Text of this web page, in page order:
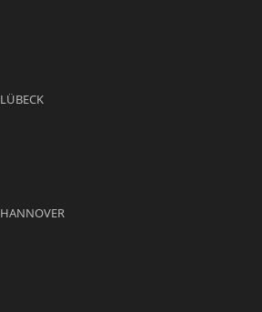
LÜBECK
HANNOVER